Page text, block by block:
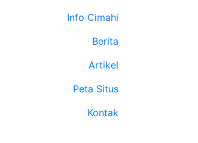
Info Cimahi
Berita
Artikel
Peta Situs
Kontak